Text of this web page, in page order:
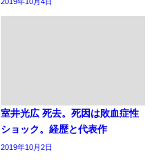
室井光広 死去。死因は敗血症性
ショック。経歴と代表作
2019年10月2日